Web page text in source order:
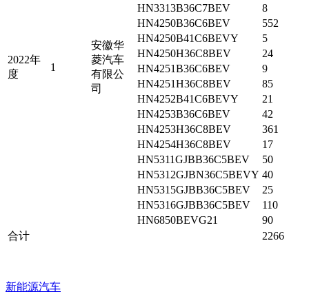
2022年
度
1
安徽华
菱汽车
有限公
司
HN3313B36C7BEV
8
HN4250B36C6BEV
552
HN4250B41C6BEVY
5
HN4250H36C8BEV
24
HN4251B36C6BEV
9
HN4251H36C8BEV
85
HN4252B41C6BEVY
21
HN4253B36C6BEV
42
HN4253H36C8BEV
361
HN4254H36C8BEV
17
HN5311GJBB36C5BEV
50
HN5312GJBN36C5BEVY 40
HN5315GJBB36C5BEV
25
HN5316GJBB36C5BEV
110
HN6850BEVG21
90
合计
2266
新能源汽车